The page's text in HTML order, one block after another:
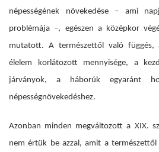
népességének növekedése – ami
problémája –, egészen a középkor
mutatott. A természettől való függés,
élelem korlátozott mennyisége, a
járványok, a háborúk egyaránt
népességnövekedéshez.
Azonban minden megváltozott a XIX.
nem értük be azzal, amit a